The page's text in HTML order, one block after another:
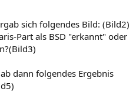
sich folgendes Bild: (Bild2)
Part als BSD "erkannt" oder
dann folgendes Ergebnis